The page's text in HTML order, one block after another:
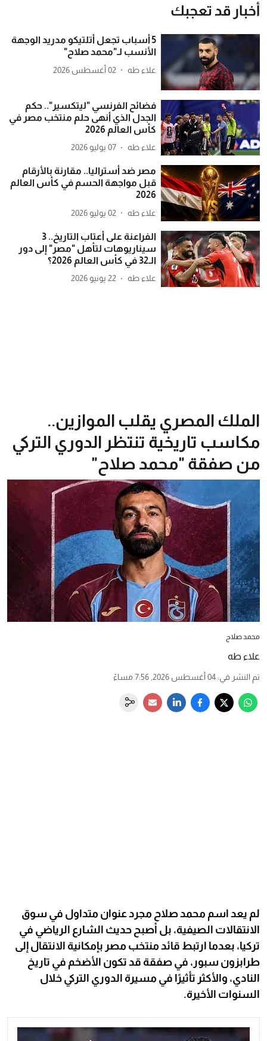
أخبار قد تعجبك
5 أسباب تجعل أتلتيكو مدريد الوجهة
الأنسب لـ"محمد صلاح"
علاء طه 02 أغسطس 2026
فضائح الفرنسي "ليتكسير".. حكم
الجدل الذي أنهى حلم منتخب مصر في
كأس العالم 2026
علاء طه 07 يوليو 2026
مصر ضد أستراليا.. مقارنة بالأرقام
قبل مواجهة الحسم في كأس العالم
2026
علاء طه 02 يوليو 2026
الفراعنة على أعتاب التاريخ.. 3
سيناريوهات لتأهل "مصر" إلى دور
الـ32 في كأس العالم 2026؟
علاء طه 22 يونيو 2026
الملك المصري يقلب الموازين..
مكاسب تاريخية تنتظر الدوري التركي
من صفقة "محمد صلاح"
محمد صلاح
علاء طه
تم النشر في: 04 أغسطس 2026, 7:56 مساءً
لم يعد اسم محمد صلاح مجرد عنوان متداول في سوق
الانتقالات الصيفية، بل أصبح حديث الشارع الرياضي في
تركيا، بعدما ارتبط قائد منتخب مصر بإمكانية الانتقال إلى
طرابزون سبور، في صفقة قد تكون الأضخم في تاريخ
النادي، والأكثر تأثيرًا في مسيرة الدوري التركي خلال
السنوات الأخيرة.